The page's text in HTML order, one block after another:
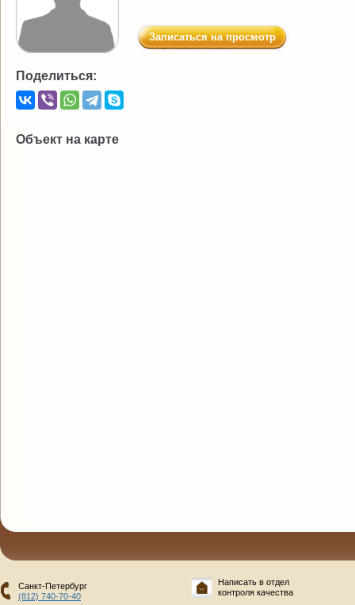
Записаться на просмотр
Поделиться:
Объект на карте
Санкт-Петербург
(812) 740-70-40
Написать в отдел
контроля качества